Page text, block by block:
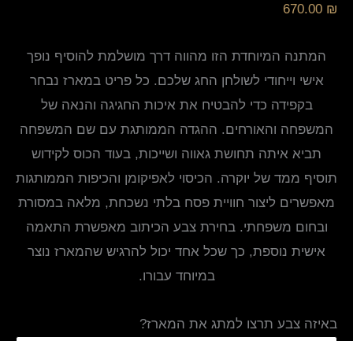
670.00 ₪
המתנה המיוחדת הזו מהווה דרך מושלמת להוסיף נופך
אישי וייחודי לשולחן החג שלכם. כל פריט במארז נבחר
בקפידה כדי להבטיח את איכות החגיגה והנאה של
המשפחה והאורחים. ההגדה הממותגת עם שם המשפחה
תביא איתה תחושת גאווה ושייכות, בעוד הכוס לקידוש
תוסיף ממד של יוקרה. הכיסוי לאפיקומן והכיפות הממותגות
מאפשרים ליצור חוויית פסח בלתי נשכחת, מלאה במסורת
ובחום משפחתי. בחירת צבע הכיתוב מאפשרת התאמה
אישית נוספת, כך שכל אחד יכול להרגיש שהמארז נוצר
במיוחד עבורו.
באיזה צבע תרצו למתג את המארז?